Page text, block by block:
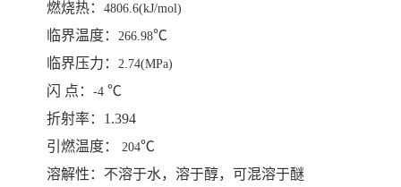
燃烧热： 4806.6(kJ/mol)
临界温度： 266.98℃
临界压力 ： 2.74(MPa)
闪 点 ： -4 ℃
折射率： 1.394
引燃温度： 204℃
溶解性： 不溶于水，溶于醇，可混溶于醚